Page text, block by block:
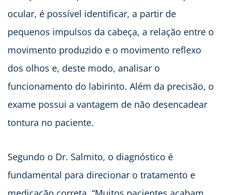
ocular, é possível identificar, a partir de
pequenos impulsos da cabeça, a relação entre o
movimento produzido e o movimento reflexo
dos olhos e, deste modo, analisar o
funcionamento do labirinto. Além da precisão, o
exame possui a vantagem de não desencadear
tontura no paciente.
Segundo o Dr. Salmito, o diagnóstico é
fundamental para direcionar o tratamento e